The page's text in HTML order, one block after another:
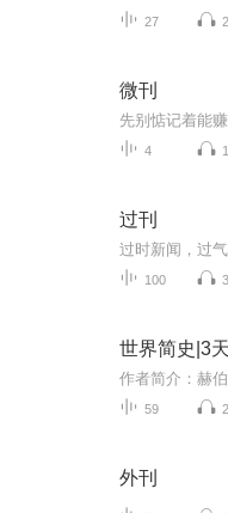
27
微刊
4
过刊
100
世界简史|3
59
外刊